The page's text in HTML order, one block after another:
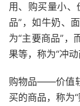
用、购买量小、
品”，如牛奶、
为“主要商品”，
果等，称为“冲动
购物品——价值
买的商品，称为